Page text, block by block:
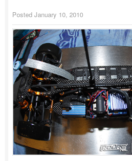
Posted January 10, 2010